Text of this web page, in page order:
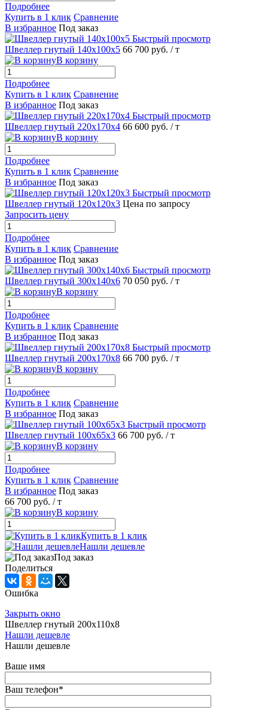
Подробнее
Купить в 1 клик Сравнение
В избранное Под заказ
Быстрый просмотр
Швеллер гнутый 140х100х5 66 700 руб. / т
В корзину
Подробнее
Купить в 1 клик Сравнение
В избранное Под заказ
Быстрый просмотр
Швеллер гнутый 220х170х4 66 600 руб. / т
В корзину
Подробнее
Купить в 1 клик Сравнение
В избранное Под заказ
Быстрый просмотр
Швеллер гнутый 120х120х3 Цена по запросу
Запросить цену
Подробнее
Купить в 1 клик Сравнение
В избранное Под заказ
Быстрый просмотр
Швеллер гнутый 300х140х6 70 050 руб. / т
В корзину
Подробнее
Купить в 1 клик Сравнение
В избранное Под заказ
Быстрый просмотр
Швеллер гнутый 200х170х8 66 700 руб. / т
В корзину
Подробнее
Купить в 1 клик Сравнение
В избранное Под заказ
Быстрый просмотр
Швеллер гнутый 100х65х3 66 700 руб. / т
В корзину
Подробнее
Купить в 1 клик Сравнение
В избранное Под заказ
66 700 руб. / т
В корзину
Купить в 1 клик
Нашли дешевле
Под заказ
Поделиться
Ошибка
Закрыть окно
Швеллер гнутый 200х110х8
Нашли дешевле
Нашли дешевле
Ваше имя
Ваш телефон*